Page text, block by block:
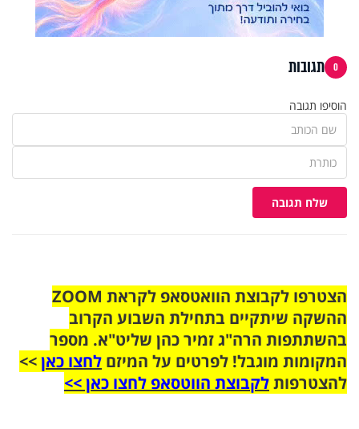
0 תגובות
הוסיפו תגובה
שלח תגובה
הצטרפו לקבוצת הוואטסאפ לקראת ZOOM
ההשקה שיתקיים בתחילת השבוע הקרוב
בהשתתפות הרה"ג זמיר כהן שליט"א. מספר
המקומות מוגבל! לפרטים על המיזם לחצו כאן>>
להצטרפותלקבוצת הווטסאפ לחצו כאן >>